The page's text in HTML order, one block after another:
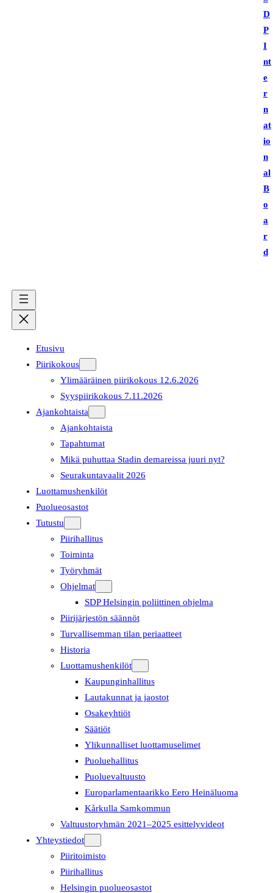
D
P
I
nt
e
r
n
at
io
n
al
B
o
a
r
d
Etusivu
Piirikokous
Ylimääräinen piirikokous 12.6.2026
Syyspiirikokous 7.11.2026
Ajankohtaista
Ajankohtaista
Tapahtumat
Mikä puhuttaa Stadin demareissa juuri nyt?
Seurakuntavaalit 2026
Luottamushenkilöt
Puolueosastot
Tutustu
Piirihallitus
Toiminta
Työryhmät
Ohjelmat
SDP Helsingin poliittinen ohjelma
Piirijärjestön säännöt
Turvallisemman tilan periaatteet
Historia
Luottamushenkilöt
Kaupunginhallitus
Lautakunnat ja jaostot
Osakeyhtiöt
Säätiöt
Ylikunnalliset luottamuselimet
Puoluehallitus
Puoluevaltuusto
Europarlamentaarikko Eero Heinäluoma
Kårkulla Samkommun
Valtuustoryhmän 2021–2025 esittelyvideot
Yhteystiedot
Piiritoimisto
Piirihallitus
Helsingin puolueosastot